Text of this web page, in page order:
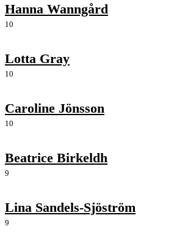
Hanna Wanngård
10
Lotta Gray
10
Caroline Jönsson
10
Beatrice Birkeldh
9
Lina Sandels-Sjöström
9